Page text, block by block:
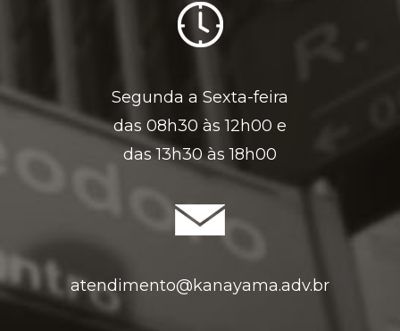
Segunda a Sexta-feira
das 08h30 às 12h00 e
das 13h30 às 18h00
atendimento@kanayama.adv.br